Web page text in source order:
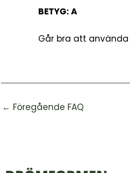
BETYG: A
Går bra att
← Föregående FAQ